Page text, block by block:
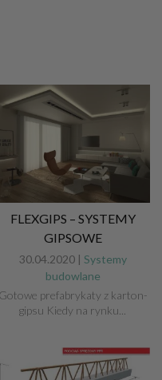
FLEXGIPS – SYSTEMY
GIPSOWE
30.04.2020 | Systemy
budowlane
Gotowe prefabrykaty z karton-
gipsu Kiedy na rynku...